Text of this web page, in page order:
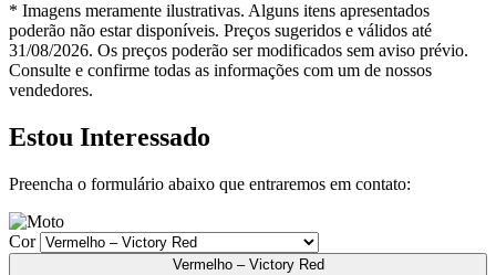
* Imagens meramente ilustrativas. Alguns itens apresentados
poderão não estar disponíveis. Preços sugeridos e válidos até
31/08/2026. Os preços poderão ser modificados sem aviso prévio.
Consulte e confirme todas as informações com um de nossos
vendedores.
Estou Interessado
Preencha o formulário abaixo que entraremos em contato:
Cor
Vermelho – Victory Red